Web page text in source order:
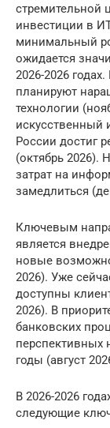
стремительной
инвестиции в
минимальный
ожидается
2026-2026
планируют
технологии
искусственный
России достиг
(октябрь 2026).
затрат на
замедлиться
Ключевым
является
новые
2026). Уже
доступны
2026). В
банковских
перспективных
годы (август
В 2026-2026
следующие